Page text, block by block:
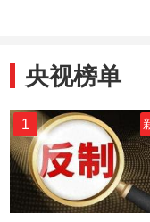
央视榜单
1